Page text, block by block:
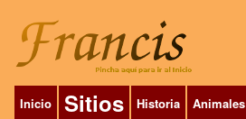
Inicio Sitios Historia Animales